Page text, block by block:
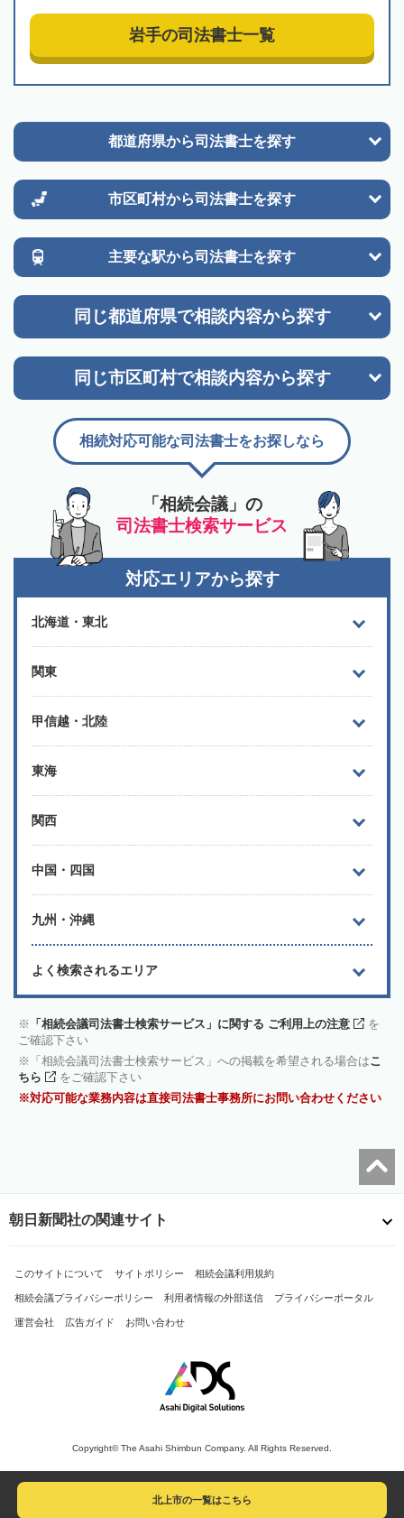
岩手の司法書士一覧
都道府県から司法書士を探す
市区町村から司法書士を探す
主要な駅から司法書士を探す
同じ都道府県で相談内容から探す
同じ市区町村で相談内容から探す
「相続会議」の
司法書士検索サービス
相続対応可能な司法書士をお探しなら
対応エリアから探す
北海道・東北
関東
甲信越・北陸
東海
関西
中国・四国
九州・沖縄
よく検索されるエリア
「相続会議司法書士検索サービス」に関する ご利用上の注意
を
ご確認下さい
「相続会議司法書士検索サービス」への掲載を希望される場合はこ
ちら
をご確認下さい
対応可能な業務内容は直接司法書士事務所にお問い合わせください
北上市の一覧はこちら
朝日新聞社の関連サイト
このサイトについて サイトポリシー 相続会議利用規約
相続会議プライバシーポリシー 利用者情報の外部送信 プライバシーポータル
運営会社 広告ガイド お問い合わせ
Copyright© The Asahi Shimbun Company. All Rights Reserved.